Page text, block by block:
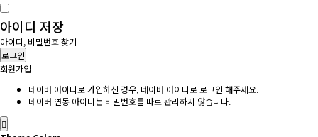
아이디 저장
아이디, 비밀번호 찾기
로그인
회원가입
네이버 아이디로 가입하신 경우, 네이버 아이디로 로그인 해주세요.
네이버 연동 아이디는 비밀번호를 따로 관리하지 않습니다.